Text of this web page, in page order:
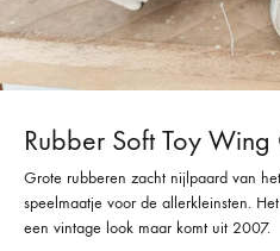
Rubber Soft Toy
Grote rubberen zacht nijlpaard van
speelmaatje voor de allerkleinsten.
een vintage look maar komt uit 2007.